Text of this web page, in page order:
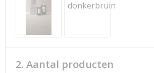
Toilettassen
2. Aantal producten